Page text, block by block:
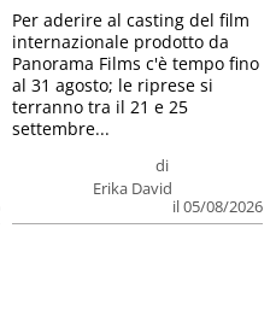
di
Erika David
il 05/08/2026
Per aderire al casting del film
internazionale prodotto da
Panorama Films c'è tempo fino
al 31 agosto; le riprese si
terranno tra il 21 e 25
settembre...